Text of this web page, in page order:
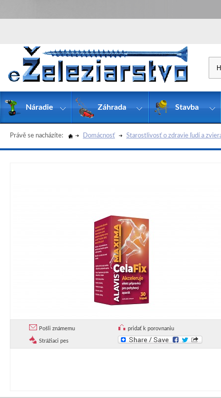
Právě se nacházíte: Domácnosť Starostlivosť o zdravie ľudí a
Pošli známemu pridať k porovnaniu
Strážiaci pes
Náradie Záhrada Stavba